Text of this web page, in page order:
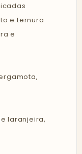
e ternura
e
laranjeira,